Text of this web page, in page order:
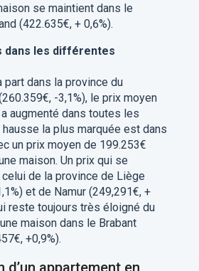
se maintient dans le
(422.635€, + 0,6%).
dans les différentes
part dans la province du
-3,1%), le prix moyen
augmenté dans toutes les
la plus marquée est dans
un prix moyen de 199.253€
maison. Un prix qui se
de la province de Liège
et de Namur (249,291€, +
reste toujours très éloigné du
maison dans le Brabant
+0,9%).
d’un appartement en